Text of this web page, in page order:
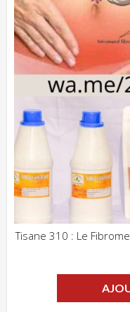
Tisane 310 : Le